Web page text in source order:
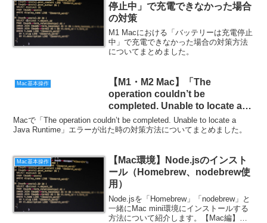
停止中」で充電できなかった場合
の対策
M1 Macにおける「バッテリーは充電停止
中」で充電できなかった場合の対策方法
についてまとめました。
Mac基本操作
【M1・M2 Mac】「The
operation couldn’t be
completed. Unable to locate a
Java Runtime」エラーの対策
Macで「The operation couldn’t be completed. Unable to locate a
Java Runtime」エラーが出た時の対策方法についてまとめました。
Mac基本操作
【Mac環境】Node.jsのインスト
ール（Homebrew、nodebrew使
用）
Node.jsを「Homebrew」「nodebrew」と
一緒にMac mini環境にインストールする
方法について紹介します。【Mac編】